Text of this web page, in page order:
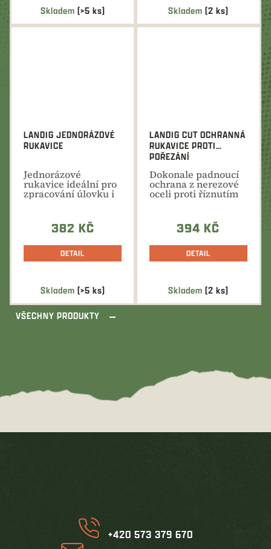
Skladem (>5 ks) Skladem (2 ks)
Skladem (>5 ks)
LANDIG JEDNORÁZOVÉ
RUKAVICE
Jednorázové
rukavice ideální pro
zpracování úlovku i
masa. Dokonalá
382 KČ
DETAIL
Skladem (2 ks)
LANDIG CUT OCHRANNÁ
RUKAVICE PROTI
POŘEZÁNÍ
Dokonale padnoucí
ochrana z nerezové
oceli proti říznutím
nožem při...
394 KČ
DETAIL
VŠECHNY PRODUKTY
+420 573 379 670